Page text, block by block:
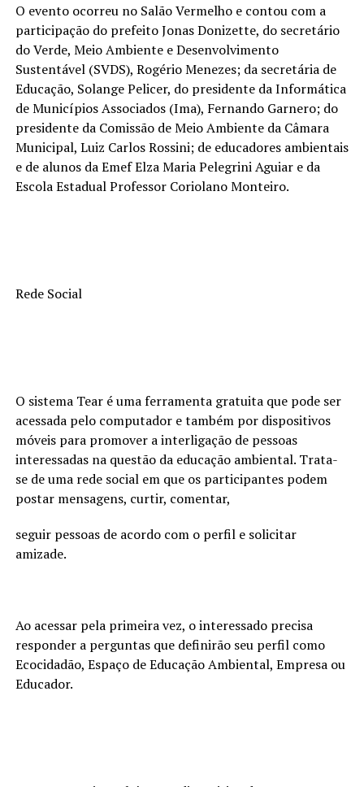
O evento ocorreu no Salão Vermelho e contou com a
participação do prefeito Jonas Donizette, do secretário
do Verde, Meio Ambiente e Desenvolvimento
Sustentável (SVDS), Rogério Menezes; da secretária de
Educação, Solange Pelicer, do presidente da Informática
de Municípios Associados (Ima), Fernando Garnero; do
presidente da Comissão de Meio Ambiente da Câmara
Municipal, Luiz Carlos Rossini; de educadores ambientais
e de alunos da Emef Elza Maria Pelegrini Aguiar e da
Escola Estadual Professor Coriolano Monteiro.
Rede Social
O sistema Tear é uma ferramenta gratuita que pode ser
acessada pelo computador e também por dispositivos
móveis para promover a interligação de pessoas
interessadas na questão da educação ambiental. Trata-
se de uma rede social em que os participantes podem
postar mensagens, curtir, comentar,
seguir pessoas de acordo com o perfil e solicitar
amizade.
Ao acessar pela primeira vez, o interessado precisa
responder a perguntas que definirão seu perfil como
Ecocidadão, Espaço de Educação Ambiental, Empresa ou
Educador.